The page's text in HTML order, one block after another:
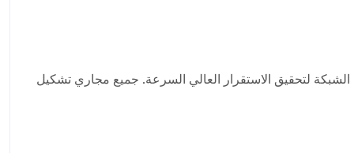
الشبكة لتحقيق الاستقرار العالي السرعة. جميع مجاري تشكيل